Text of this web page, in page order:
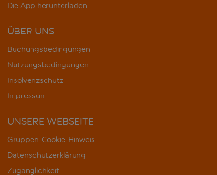
Die App herunterladen
ÜBER UNS
Buchungsbedingungen
Nutzungsbedingungen
Insolvenzschutz
Impressum
UNSERE WEBSEITE
Gruppen-Cookie-Hinweis
Datenschutzerklärung
Zugänglichkeit